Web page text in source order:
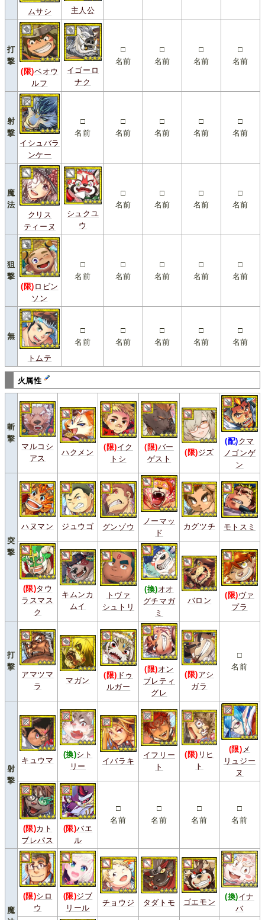
ムサシ
主人公
打
撃
(限)ベオウ
ルフ
イゴーロ
ナク
□
名前
□
名前
□
名前
□
名前
射
撃
イシュバラ
ンケー
□
名前
□
名前
□
名前
□
名前
□
名前
魔
法
クリス
ティーヌ
シュクユ
ウ
□
名前
□
名前
□
名前
□
名前
狙
撃
(限) ロビン
ソン
□
名前
□
名前
□
名前
□
名前
□
名前
無
トムテ
□
名前
□
名前
□
名前
□
名前
□
名前
火属性
斬
撃
マルコシ
アス
ハクメン
(限)イク
トシ
(限)バー
ゲスト
(限)ジズ
(配)クマ
ノゴンゲ
ン
突
撃
ハヌマン ジュウゴ グンゾウ
ノーマッ
ド
カグツチ モトスミ
(限)タウ
ラスマス
ク
キムンカ
ムイ
トヴァ
シュトリ
(換)オオ
グチマガ
ミ
バロン
(限)ヴァ
プラ
打
撃
アマツマ
ラ
マガン
(限) ドゥ
ルガー
(限)オン
ブレティ
グレ
(限)アシ
ガラ
□
名前
射
撃
キュウマ
(換)シト
リー
イバラキ
イフリー
ト
(限) リヒ
ト
(限) メ
リュジー
ヌ
(限)カト
ブレパス
(限)バエ
ル
□
名前
□
名前
□
名前
□
名前
魔
(限)シロ
ウ
(限)ジブ
リール
チョウジ タダトモ ゴエモン
(換)イナ
バ